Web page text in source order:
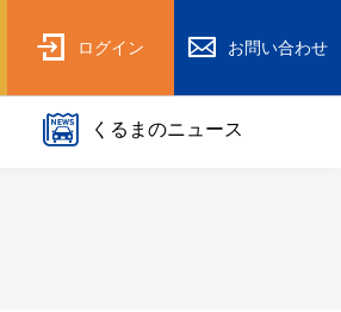
ログイン お問い合わせ
くるまのニュース